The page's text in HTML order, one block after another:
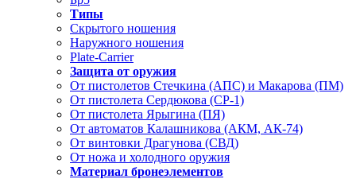
Типы
Скрытого ношения
Наружного ношения
Plate-Carrier
Защита от оружия
От пистолетов Стечкина (АПС) и Макарова (ПМ)
От пистолета Сердюкова (СР-1)
От пистолета Ярыгина (ПЯ)
От автоматов Калашникова (АКМ, АК-74)
От винтовки Драгунова (СВД)
От ножа и холодного оружия
Материал бронеэлементов